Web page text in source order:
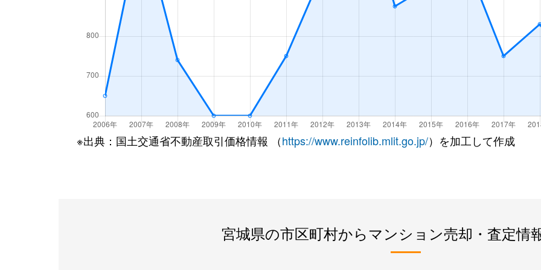
※出典：国土交通省不動産取引価格情報 （https://www.reinfolib.mlit.go.jp/）を加工して作成
宮城県の市区町村からマンション売却・査定情